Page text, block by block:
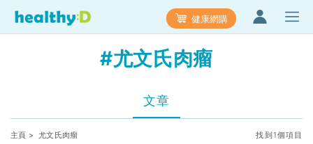
健康網購
#尤文氏肉瘤
文章
主頁 > 尤文氏肉瘤 找到1個項目